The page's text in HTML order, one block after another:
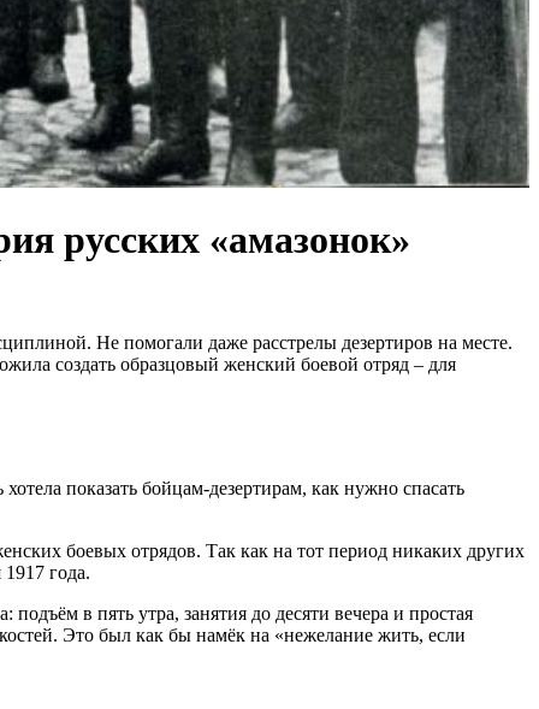
русских «амазонок»
Не помогали даже расстрелы дезертиров на месте.
создать образцовый женский боевой отряд – для
показать бойцам-дезертирам, как нужно спасать
боевых отрядов. Так как на тот период никаких других
года.
в пять утра, занятия до десяти вечера и простая
Это был как бы намёк на «нежелание жить, если